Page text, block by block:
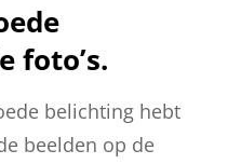
foto’s.
belichting hebt
beelden op de